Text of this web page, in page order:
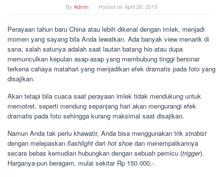
By Admin Posted onApril 26, 2015
Perayaan tahun baru China atau lebih dikenal dengan imlek, menjadi
momen yang sayang bila Anda lewatkan. Ada banyak view menarik di
sana, salah satunya adalah saat lautan batang hio atau dupa
memunculkan kepulan asap-asap yang membubung tinggi bersinar
terkena cahaya matahari yang menjadikan efek dramatis pada foto yang
disajikan.
Akan tetapi bila cuaca saat perayaan imlek tidak mendukung untuk
memotret, seperti mendung sepanjang hari akan mengurangi efek
dramatis pada foto sehingga kurang maksimal saat disajikan.
Namun Anda tak perlu khawatir, Anda bisa menggunakan trik strobist
dengan melepaskan flashlight dari hot shoe dan menempatkannya
secara bebas kemudian hubungkan dengan sebuah pemicu (trigger).
Harganya-pun beragam, mulai sekitar Rp 150.000,-.